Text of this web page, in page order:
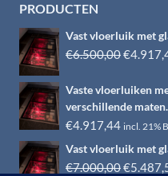
PRODUCTEN
Vast vloerluik met
€6.500,00
was:
€
Vaste vloerluiken
verschillende
€4.917,44 incl. 21%
Vast vloerluik met
€7.000,00€